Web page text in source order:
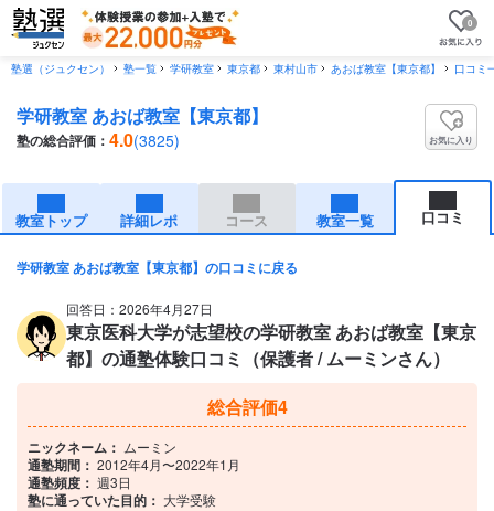
0
塾選（ジュクセン） 塾一覧 学研教室 東京都 東村山市 あおば教室【東京都】 口コミ
学研教室 あおば教室【東京都】
塾の総合評価： 4.0(3825) お気に入り
教室トップ 詳細レポ コース 教室一覧 口コミ
学研教室 あおば教室【東京都】の口コミに戻る
回答日：2026年4月27日
東京医科大学が志望校の学研教室 あおば教室【東京
都】の通塾体験口コミ（保護者 / ムーミンさん）
総合評価4
ニックネーム： ムーミン
通塾期間： 2012年4月〜2022年1月
通塾頻度： 週3日
塾に通っていた目的： 大学受験